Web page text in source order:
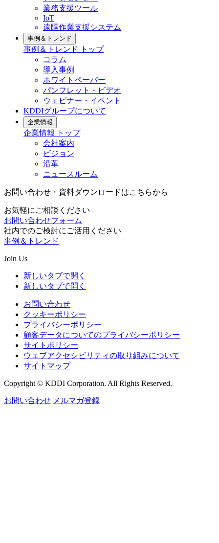
業務支援ツール
IoT
遠隔作業支援システム
事例＆トレンド
事例＆トレンド
トップ
コラム
導入事例
ホワイトペーパー
パンフレット・ビデオ
ウェビナー・イベント
KDDIグループについて
企業情報
企業情報
トップ
会社案内
ビジョン
沿革
ニュースルーム
お問い合わせ・資料ダウンロードはこちらから
お気軽にご相談ください
お問い合わせフォーム
社内でのご検討にご活用ください
事例＆トレンド
Join Us
新しいタブで開く
新しいタブで開く
お問い合わせ
クッキーポリシー
プライバシーポリシー
顧客データについてのプライバシーポリシー
サイトポリシー
ウェブアクセシビリティの取り組みについて
サイトマップ
Copyright © KDDI Corporation. All Rights Reserved.
お問い合わせ メルマガ登録